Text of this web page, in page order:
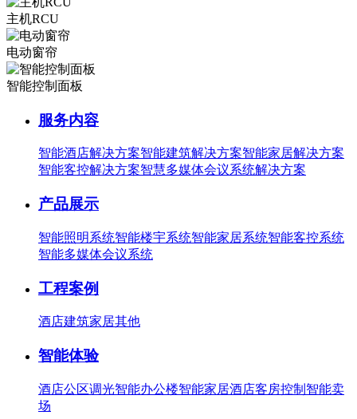
主机RCU
电动窗帘
智能控制面板
服务内容
智能酒店解决方案智能建筑解决方案智能家居解决方案
智能客控解决方案智慧多媒体会议系统解决方案
产品展示
智能照明系统智能楼宇系统智能家居系统智能客控系统
智能多媒体会议系统
工程案例
酒店建筑家居其他
智能体验
酒店公区调光智能办公楼智能家居酒店客房控制 智能卖
场